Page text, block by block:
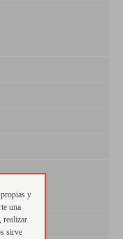
y
una
realizar
sirve